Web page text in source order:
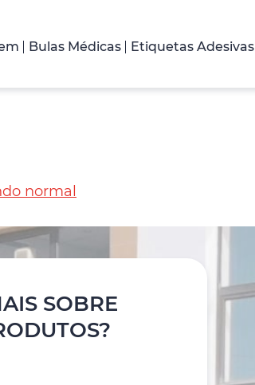
Bulas Médicas Etiquetas Adesivas
normal
SOBRE